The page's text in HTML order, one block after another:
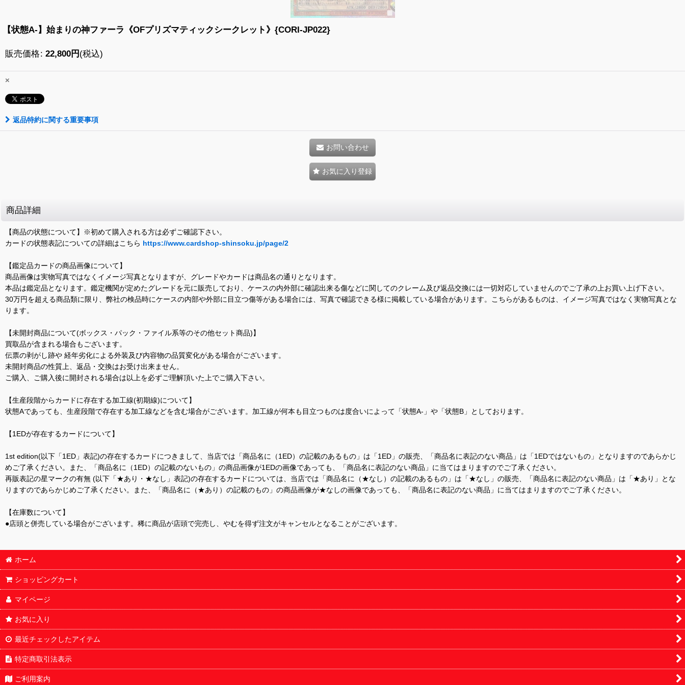
【状態A-】始まりの神ファーラ《OFプリズマティックシークレット》{CORI-JP022}
販売価格: 22,800円 (税込)
×
返品特約に関する重要事項
お問い合わせ
お気に入り登録
商品詳細
【商品の状態について】※初めて購入される方は必ずご確認下さい。
カードの状態表記についての詳細はこちら https://www.cardshop-shinsoku.jp/page/2
【鑑定品カードの商品画像について】
商品画像は実物写真ではなくイメージ写真となりますが、グレードやカードは商品名の通りとなります。
本品は鑑定品となります。鑑定機関が定めたグレードを元に販売しており、ケースの内外部に確認出来る傷などに関してのクレーム及び返品交換には一切対応していませんのでご了承の上お買い上げ下さい。
30万円を超える商品類に限り、弊社の検品時にケースの内部や外部に目立つ傷等がある場合には、写真で確認できる様に掲載している場合があります。こちらがあるものは、イメージ写真ではなく実物写真とな
ります。
【未開封商品について(ボックス・パック・ファイル系等のその他セット商品)】
買取品が含まれる場合もございます。
伝票の剥がし跡や 経年劣化による外装及び内容物の品質変化がある場合がございます。
未開封商品の性質上、返品・交換はお受け出来ません。
ご購入、ご購入後に開封される場合は以上を必ずご理解頂いた上でご購入下さい。
【生産段階からカードに存在する加工線(初期線)について】
状態Aであっても、生産段階で存在する加工線などを含む場合がございます。加工線が何本も目立つものは度合いによって「状態A-」や「状態B」としております。
【1EDが存在するカードについて】
1st edition(以下「1ED」表記)の存在するカードにつきまして、当店では「商品名に（1ED）の記載のあるもの」は「1ED」の販売、「商品名に表記のない商品」は「1EDではないもの」となりますのであらかじ
めご了承ください。また、「商品名に（1ED）の記載のないもの」の商品画像が1EDの画像であっても、「商品名に表記のない商品」に当てはまりますのでご了承ください。
再販表記の星マークの有無 (以下「★あり・★なし」表記)の存在するカードについては、当店では「商品名に（★なし）の記載のあるもの」は「★なし」の販売、「商品名に表記のない商品」は「★あり」とな
りますのであらかじめご了承ください。また、「商品名に（★あり）の記載のもの」の商品画像が★なしの画像であっても、「商品名に表記のない商品」に当てはまりますのでご了承ください。
【在庫数について】
●店頭と併売している場合がございます。稀に商品が店頭で完売し、やむを得ず注文がキャンセルとなることがございます。
ホーム
ショッピングカート
マイページ
お気に入り
最近チェックしたアイテム
特定商取引法表示
ご利用案内